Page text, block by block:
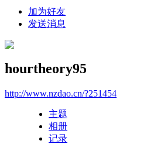
加为好友
发送消息
hourtheory95
http://www.nzdao.cn/?251454
主题
相册
记录